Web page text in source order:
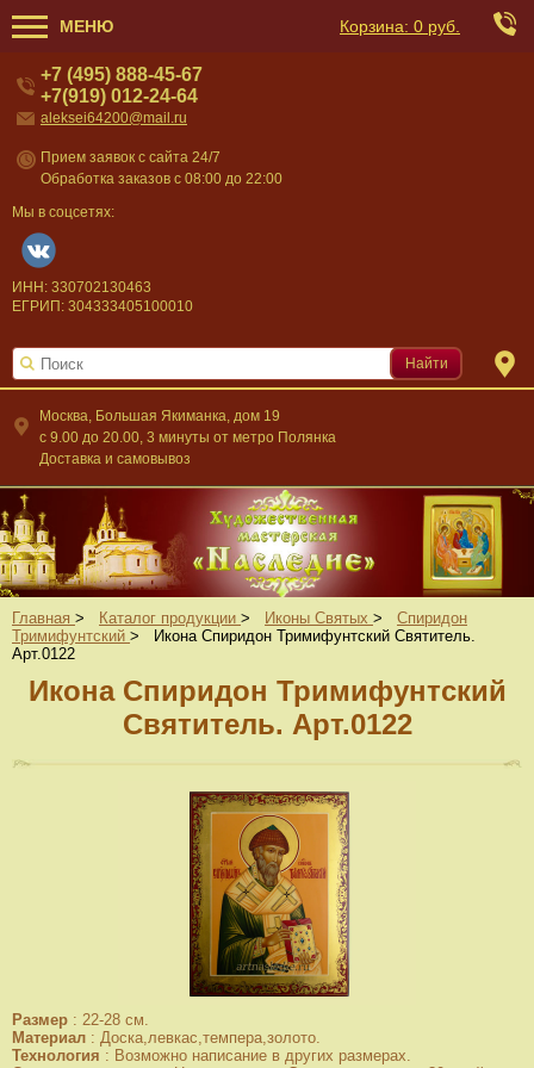
МЕНЮ Корзина: 0 руб.
Москва, Большая Якиманка, дом 19
c 9.00 до 20.00, 3 минуты от метро Полянка
Доставка и самовывоз
+7 (495) 888-45-67
+7(919) 012-24-64
aleksei64200@mail.ru
Прием заявок с сайта 24/7
Обработка заказов с 08:00 до 22:00
Мы в соцсетях:
ИНН: 330702130463
ЕГРИП: 304333405100010
Найти
Главная > Каталог продукции > Иконы Святых >
Спиридон
Тримифунтский >
Икона Спиридон Тримифунтский Святитель.
Арт.0122
Икона Спиридон Тримифунтский
Святитель. Арт.0122
Размер : 22-28 см.
Материал : Доска,левкас,темпера,золото.
Технология : Возможно написание в других размерах.